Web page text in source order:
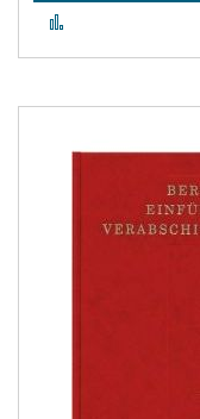
hinzufügen